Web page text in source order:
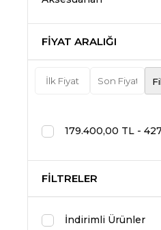
FIYAT ARALIĞI
179.400,00 TL -
FILTRELER
İndirimli Ürünler